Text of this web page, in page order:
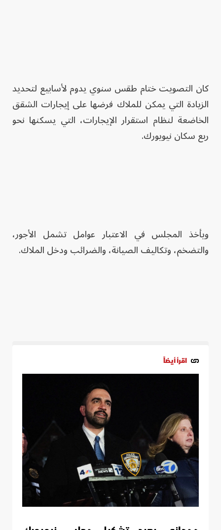
كان التصويت ختام طقس سنوي يدوم لأسابيع لتحديد
الزيادة التي يمكن للملاك فرضها على إيجارات الشقق
الخاضعة لنظام استقرار الإيجارات، التي يسكنها نحو
ربع سكان نيويورك.
ويأخذ المجلس في الاعتبار عوامل تشمل الأجور،
والتضخم، وتكاليف الصيانة، والضرائب ودخل الملاك.
اقرأ أيضاً